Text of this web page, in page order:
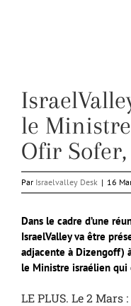
le
Ofir Sofer,
Par Israelvalley Desk | 16
Dans le cadre d’une
IsraelValley va être
adjacente à Dizengoff)
le Ministre israélien qui
LE PLUS. Le 2 Mars